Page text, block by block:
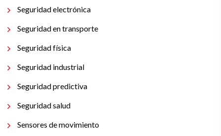
Seguridad electrónica
Seguridad en transporte
Seguridad física
Seguridad industrial
Seguridad predictiva
Seguridad salud
Sensores de movimiento